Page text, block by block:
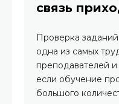
связь
Проверка
одна из самых
преподавателей
если обучение
большого